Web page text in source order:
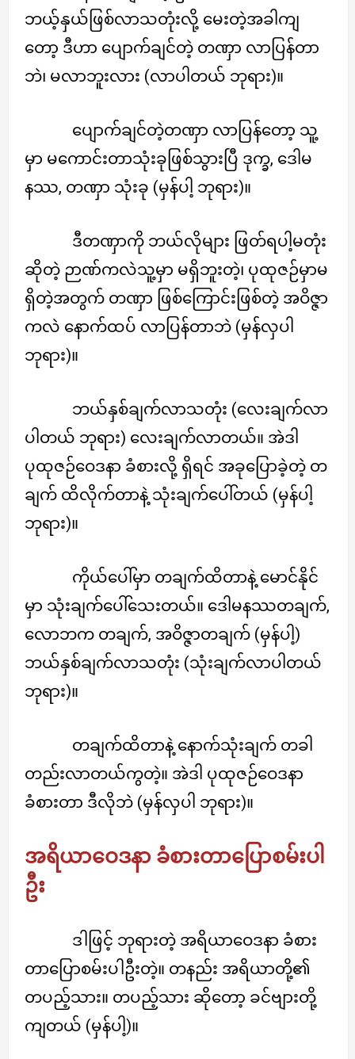
ဘယ့်နှယ်ဖြစ်လာသတုံးလို့ မေးတဲ့အခါကျ
တော့ ဒီဟာ ပျောက်ချင်တဲ့ တဏှာ လာပြန်တာ
ဘဲ၊ မလာဘူးလား (လာပါတယ် ဘုရား)။
ပျောက်ချင်တဲ့တဏှာ လာပြန်တော့ သူ့
မှာ မကောင်းတာသုံးခုဖြစ်သွားပြီ ဒုက္ခ, ဒေါမ
နဿ, တဏှာ သုံးခု (မှန်ပါ့ ဘုရား)။
ဒီတဏှာကို ဘယ်လိုများ ဖြတ်ရပါ့မတုံး
ဆိုတဲ့ ဉာဏ်ကလဲသူ့မှာ မရှိဘူးတဲ့၊ ပုထုဇဉ်မှာမ
ရှိတဲ့အတွက် တဏှာ ဖြစ်ကြောင်းဖြစ်တဲ့ အဝိဇ္ဇာ
ကလဲ နောက်ထပ် လာပြန်တာဘဲ (မှန်လှပါ
ဘုရား)။
ဘယ်နှစ်ချက်လာသတုံး (လေးချက်လာ
ပါတယ် ဘုရား) လေးချက်လာတယ်။ အဲဒါ
ပုထုဇဉ်ဝေဒနာ ခံစားလို့ ရှိရင် အခုပြောခဲ့တဲ့ တ
ချက် ထိလိုက်တာနဲ့ သုံးချက်ပေါ်တယ် (မှန်ပါ့
ဘုရား)။
ကိုယ်ပေါ်မှာ တချက်ထိတာနဲ့ မောင်နိုင်
မှာ သုံးချက်ပေါ်သေးတယ်။ ဒေါမနဿတချက်,
လောဘက တချက်, အဝိဇ္ဇာတချက် (မှန်ပါ့)
ဘယ်နှစ်ချက်လာသတုံး (သုံးချက်လာပါတယ်
ဘုရား)။
တချက်ထိတာနဲ့ နောက်သုံးချက် တခါ
တည်းလာတယ်ကွတဲ့။ အဲဒါ ပုထုဇဉ်ဝေဒနာ
ခံစားတာ ဒီလိုဘဲ (မှန်လှပါ ဘုရား)။
အရိယာဝေဒနာ ခံစားတာပြောစမ်းပါ
ဦး
ဒါဖြင့် ဘုရားတဲ့ အရိယာဝေဒနာ ခံစား
တာပြောစမ်းပါဦးတဲ့။ တနည်း အရိယာတို့၏
တပည့်သား။ တပည့်သား ဆိုတော့ ခင်ဗျားတို့
ကျတယ် (မှန်ပါ့)။